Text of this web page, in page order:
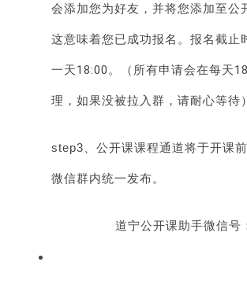
会添加您为好友，并将您添加至公
这意味着您已成功报名。报名截止
一天18:00。（所有申请会在每天
理，如果没被拉入群，请耐心等待）
step3、 公开课课程通道将于开课
微信群内统一发布。
道宁公开课助手微信号